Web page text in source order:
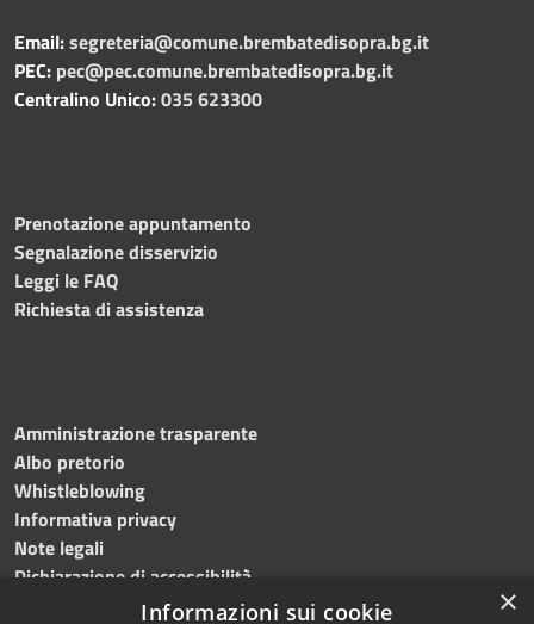
Email:segreteria@comune.brembatedisopra.bg.it
PEC: pec@pec.comune.brembatedisopra.bg.it
Centralino Unico:035 623300
Prenotazione appuntamento
Segnalazione disservizio
Leggi le FAQ
Richiesta di assistenza
Amministrazione trasparente
Albo pretorio
Whistleblowing
Informativa privacy
Note legali
Dichiarazione di accessibilità
×
Informazioni sui cookie